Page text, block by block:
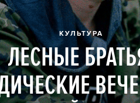
КУЛЬТУРА
ЛЕСНЫЕ